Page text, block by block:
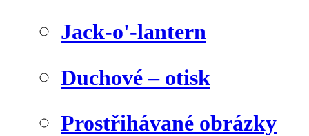
Jack-o'-lantern
Duchové – otisk
Prostřihávané obrázky